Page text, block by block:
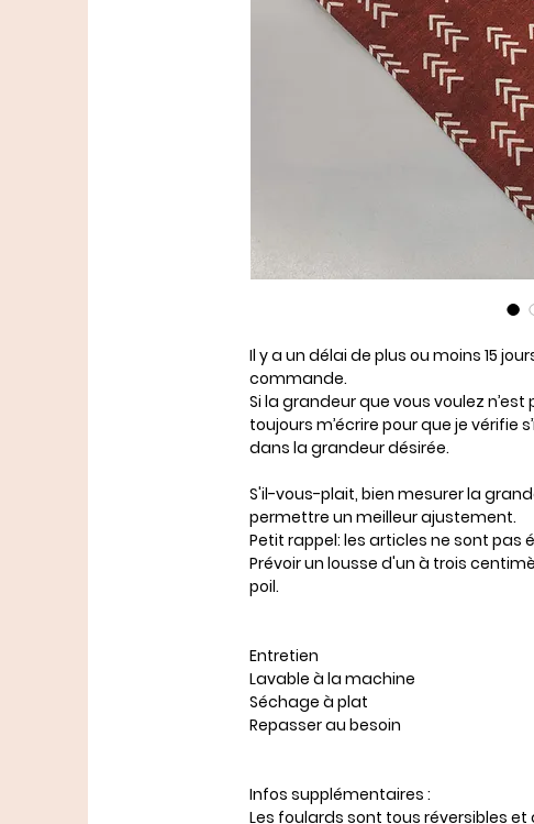
Il y a un délai de plus ou moins 15
commande.
Si la grandeur que vous voulez
toujours m’écrire pour que je vérifie
dans la grandeur désirée.
S'il-vous-plait, bien mesurer la
permettre un meilleur ajustement.
Petit rappel: les articles ne sont
Prévoir un lousse d'un à trois
poil.
Entretien
Lavable à la machine
Séchage à plat
Repasser au besoin
Infos supplémentaires :
Les foulards sont tous réversibles